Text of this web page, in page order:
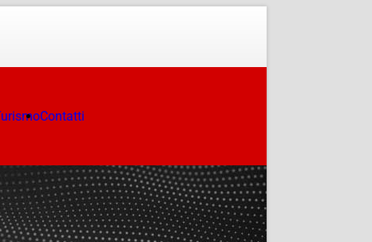
Contatti